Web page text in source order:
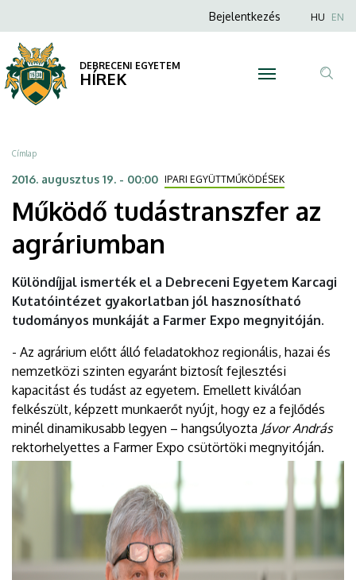
tudástranszfer
az
agráriumban
DEBRECENI
EGYETEM
a
tartalomra
Anonim
menüje
Bejelentkezés HU EN
DEBRECENI EGYETEM
HÍREK
Morzsa
Címlap
2016. augusztus 19. - 00:00 IPARI EGYÜTTMŰKÖDÉSEK
Működő tudástranszfer az
agráriumban
Különdíjjal ismerték el a Debreceni Egyetem Karcagi
Kutatóintézet gyakorlatban jól hasznosítható
tudományos munkáját a Farmer Expo megnyitóján.
- Az agrárium előtt álló feladatokhoz regionális, hazai és
nemzetközi szinten egyaránt biztosít fejlesztési
kapacitást és tudást az egyetem. Emellett kiválóan
felkészült, képzett munkaerőt nyújt, hogy ez a fejlődés
minél dinamikusabb legyen – hangsúlyozta Jávor András
rektorhelyettes a Farmer Expo csütörtöki megnyitóján.